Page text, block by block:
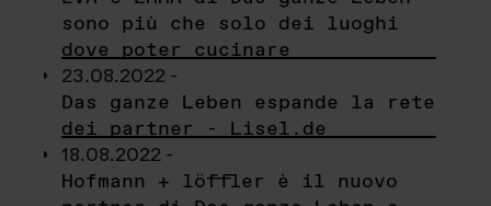
sono più che solo dei luoghi
dove poter cucinare
23.08.2022 -
Das ganze Leben espande la rete
dei partner - Lisel.de
18.08.2022 -
Hofmann + löffler è il nuovo